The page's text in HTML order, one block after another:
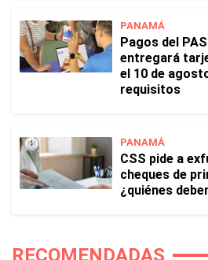
PANAMÁ
Pagos del
entregará
el 10 de
requisitos
PANAMÁ
CSS pide a
cheques de
¿quiénes
RECOMENDADAS